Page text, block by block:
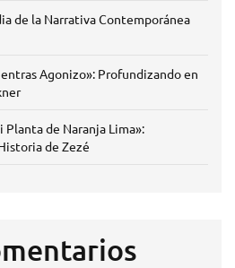
de la Narrativa Contemporánea
Agonizo»: Profundizando en
de Naranja Lima»:
de Zezé